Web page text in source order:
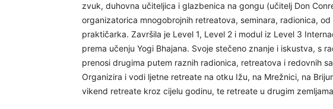
zvuk, duhovna učiteljica i glazbenica na gongu (učitelj Don
organizatorica mnogobrojnih retreatova, seminara, radionica,
praktičarka. Završila je Level 1, Level 2 i modul iz Level 3
prema učenju Yogi Bhajana. Svoje stečeno znanje i iskustva, s
prenosi drugima putem raznih radionica, retreatova i redovnih
Organizira i vodi ljetne retreate na otku Ižu, na Mrežnici, na
vikend retreate kroz cijelu godinu, te retreate u drugim